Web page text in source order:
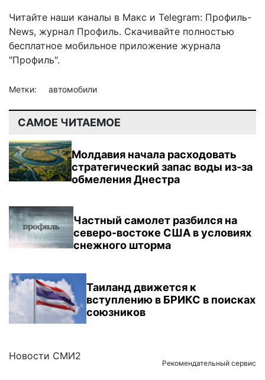
Читайте наши каналы в Макс и Telegram: Профиль-
News, журнал Профиль. Скачивайте полностью
бесплатное мобильное приложение журнала
"Профиль".
Метки: автомобили
САМОЕ ЧИТАЕМОЕ
Молдавия начала расходовать
стратегический запас воды из-за
обмеления Днестра
Частный самолет разбился на
северо-востоке США в условиях
снежного шторма
Таиланд движется к
вступлению в БРИКС в поисках
союзников
Новости СМИ2
Рекомендательный сервис